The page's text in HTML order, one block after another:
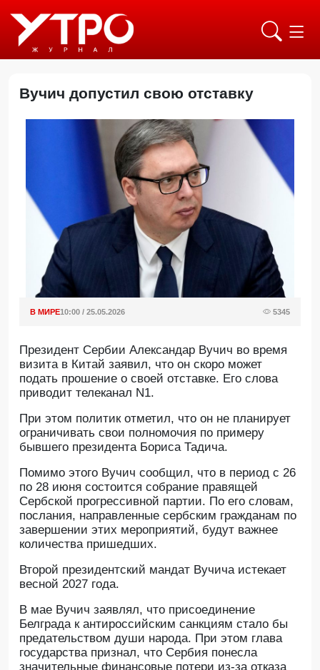
Вучич допустил свою отставку
В МИРЕ10:00 / 25.05.2026 5345
Президент Сербии Александар Вучич во время
визита в Китай заявил, что он скоро может
подать прошение о своей отставке. Его слова
приводит телеканал N1.
При этом политик отметил, что он не планирует
ограничивать свои полномочия по примеру
бывшего президента Бориса Тадича.
Помимо этого Вучич сообщил, что в период с 26
по 28 июня состоится собрание правящей
Сербской прогрессивной партии. По его словам,
послания, направленные сербским гражданам по
завершении этих мероприятий, будут важнее
количества пришедших.
Второй президентский мандат Вучича истекает
весной 2027 года.
В мае Вучич заявлял, что присоединение
Белграда к антироссийским санкциям стало бы
предательством души народа. При этом глава
государства признал, что Сербия понесла
значительные финансовые потери из-за отказа